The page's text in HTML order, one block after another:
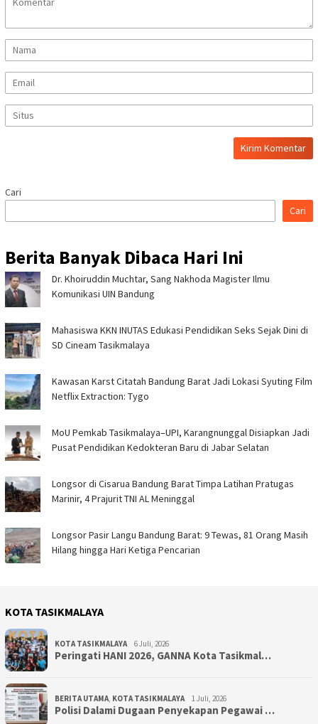
Cari
Cari
Berita Banyak Dibaca Hari Ini
Dr. Khoiruddin Muchtar, Sang Nakhoda Magister Ilmu
Komunikasi UIN Bandung
Mahasiswa KKN INUTAS Edukasi Pendidikan Seks Sejak Dini di
SD Cineam Tasikmalaya
Kawasan Karst Citatah Bandung Barat Jadi Lokasi Syuting Film
Netflix Extraction: Tygo
MoU Pemkab Tasikmalaya–UPI, Karangnunggal Disiapkan Jadi
Pusat Pendidikan Kedokteran Baru di Jabar Selatan
Longsor di Cisarua Bandung Barat Timpa Latihan Pra­tugas
Marinir, 4 Prajurit TNI AL Meninggal
Longsor Pasir Langu Bandung Barat: 9 Tewas, 81 Orang Masih
Hilang hingga Hari Ketiga Pencarian
KOTA TASIKMALAYA
KOTA TASIKMALAYA 6 Juli, 2026
Peringati HANI 2026, GANNA Kota Tasikmal…
BERITA UTAMA KOTA TASIKMALAYA 1 Juli, 2026
Polisi Dalami Dugaan Penyekapan Pegawai …